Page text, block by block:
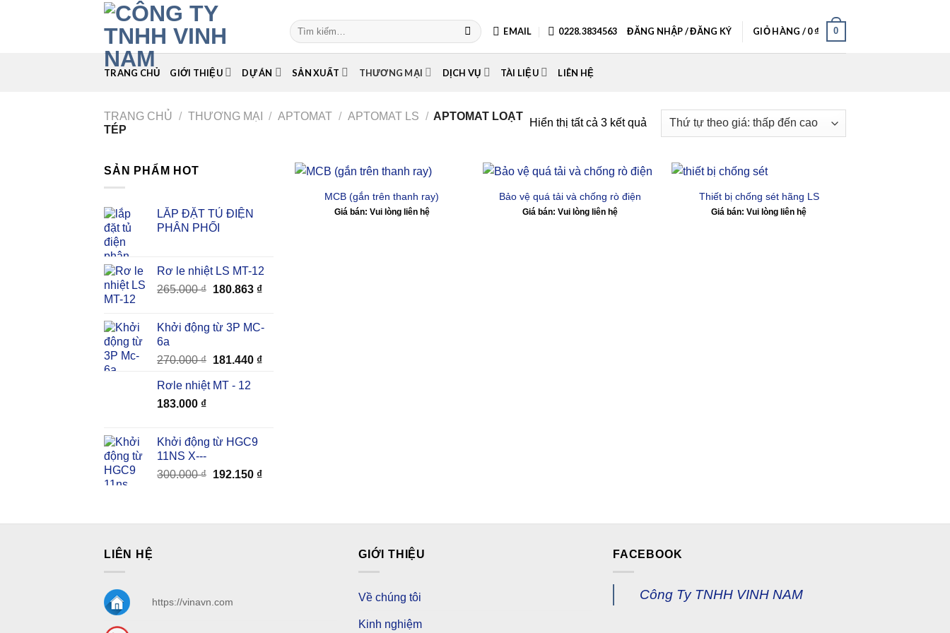
Tìm
kiếm:
EMAIL 0228.3834563 ĐĂNG NHẬP / ĐĂNG KÝ GIỎ HÀNG /0₫ 0
TRANG CHỦ GIỚI THIỆU DỰ ÁN SẢN XUẤT THƯƠNG MẠI DỊCH VỤ TÀI LIỆU LIÊN HỆ
TRANG CHỦ / THƯƠNG MẠI / APTOMAT / APTOMAT LS / APTOMAT LOẠT
TÉP
Hiển thị tất cả 3 kết quả
SẢN PHẨM HOT
LẮP ĐẶT TỦ ĐIỆN
PHÂN PHỐI
Rơ le nhiệt LS MT-12
265.000₫ Giá
265.000 ₫.
180.863 ₫Giá
Khởi động từ 3P MC-
6a
270.000₫ Giá
là:
181.440 ₫Giá
Rơle nhiệt MT - 12
183.000 ₫
Khởi động từ HGC9
11NS X---
300.000₫ Giá
192.150 ₫Giá
MCB (gắn trên thanh ray)
Giá bán: Vui lòng liên hệ
Bảo vệ quá tải và chống rò điện
Giá bán: Vui lòng liên hệ
Thiết bị chống sét hãng LS
Giá bán: Vui lòng liên hệ
LIÊN HỆ
https://vinavn.com
GIỚI THIỆU
Về chúng tôi
Kinh nghiệm
FACEBOOK
Công Ty TNHH VINH NAM